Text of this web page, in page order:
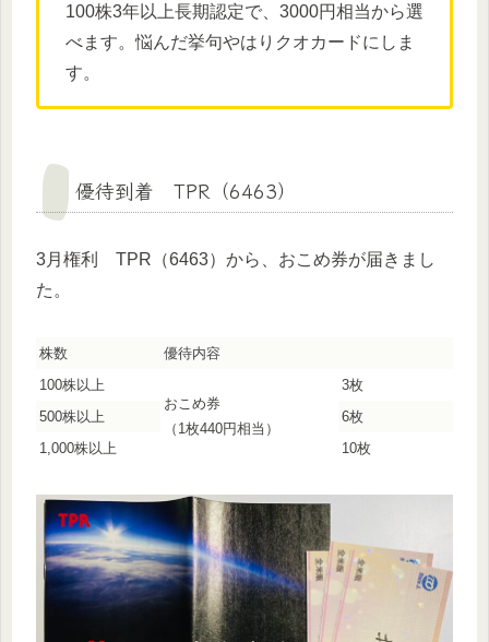
100株3年以上長期認定で、3000円相当から選
べます。悩んだ挙句やはりクオカードにしま
す。
優待到着 TPR（6463）
3月権利 TPR（6463）から、おこめ券が届きまし
た。
株数
優待内容
100株以上
おこめ券
（1枚440円相当）
3枚
500株以上
6枚
1,000株以上
10枚